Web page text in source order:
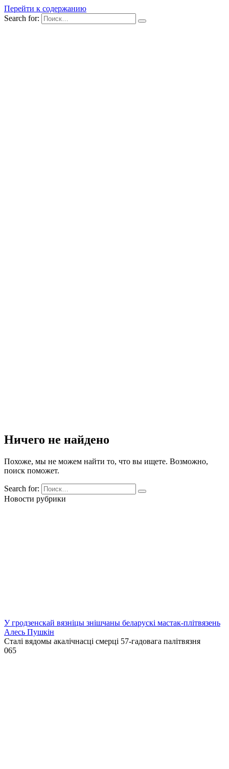
Перейти к содержанию
Search for:
Ничего не найдено
Похоже, мы не можем найти то, что вы ищете. Возможно,
поиск поможет.
Search for:
Новости рубрики
У гродзенскай вязніцы знішчаны беларускі мастак-плітвязень
Алесь Пушкін
Сталі вядомы акалічнасці смерці 57-гадовага палітвязня
065